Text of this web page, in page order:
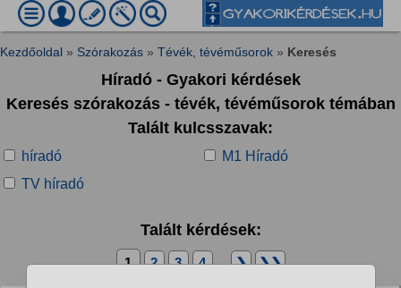
Kezdőoldal » Szórakozás » Tévék, tévéműsorok » Keresés
Híradó - Gyakori kérdések
Keresés szórakozás - tévék, tévéműsorok témában
Talált kulcsszavak:
híradó
M1 Híradó
TV híradó
Talált kérdések:
1 2 3 4 ... ❯ ❯❯